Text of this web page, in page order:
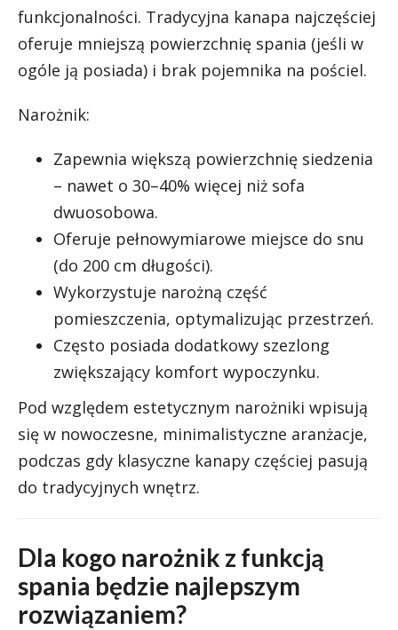
funkcjonalności. Tradycyjna kanapa najczęściej
oferuje mniejszą powierzchnię spania (jeśli w
ogóle ją posiada) i brak pojemnika na pościel.
Narożnik:
Zapewnia większą powierzchnię siedzenia
– nawet o 30–40% więcej niż sofa
dwuosobowa.
Oferuje pełnowymiarowe miejsce do snu
(do 200 cm długości).
Wykorzystuje narożną część
pomieszczenia, optymalizując przestrzeń.
Często posiada dodatkowy szezlong
zwiększający komfort wypoczynku.
Pod względem estetycznym narożniki wpisują
się w nowoczesne, minimalistyczne aranżacje,
podczas gdy klasyczne kanapy częściej pasują
do tradycyjnych wnętrz.
Dla kogo narożnik z funkcją
spania będzie najlepszym
rozwiązaniem?